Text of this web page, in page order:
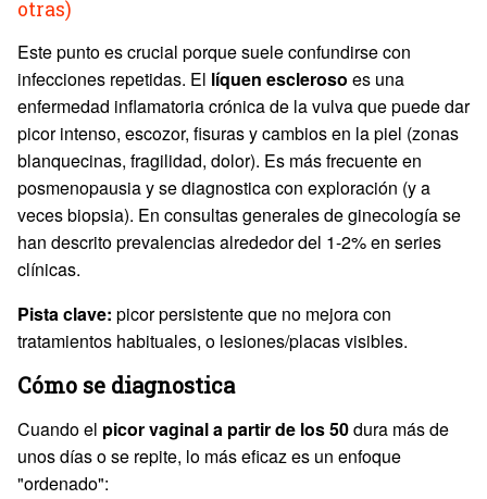
otras)
Este punto es crucial porque suele confundirse con
infecciones repetidas. El líquen escleroso es una
enfermedad inflamatoria crónica de la vulva que puede dar
picor intenso, escozor, fisuras y cambios en la piel (zonas
blanquecinas, fragilidad, dolor). Es más frecuente en
posmenopausia y se diagnostica con exploración (y a
veces biopsia). En consultas generales de ginecología se
han descrito prevalencias alrededor del 1-2% en series
clínicas.
Pista clave: picor persistente que no mejora con
tratamientos habituales, o lesiones/placas visibles.
Cómo se diagnostica
Cuando el picor vaginal a partir de los 50dura más de
unos días o se repite, lo más eficaz es un enfoque
"ordenado":